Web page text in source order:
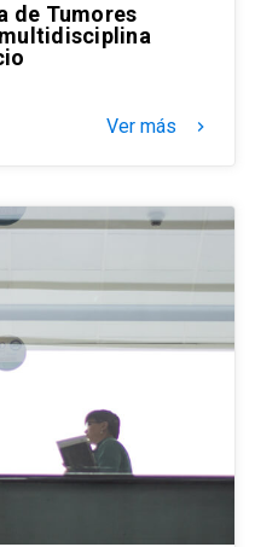
de Tumores
Ver más keyboard_arrow_right